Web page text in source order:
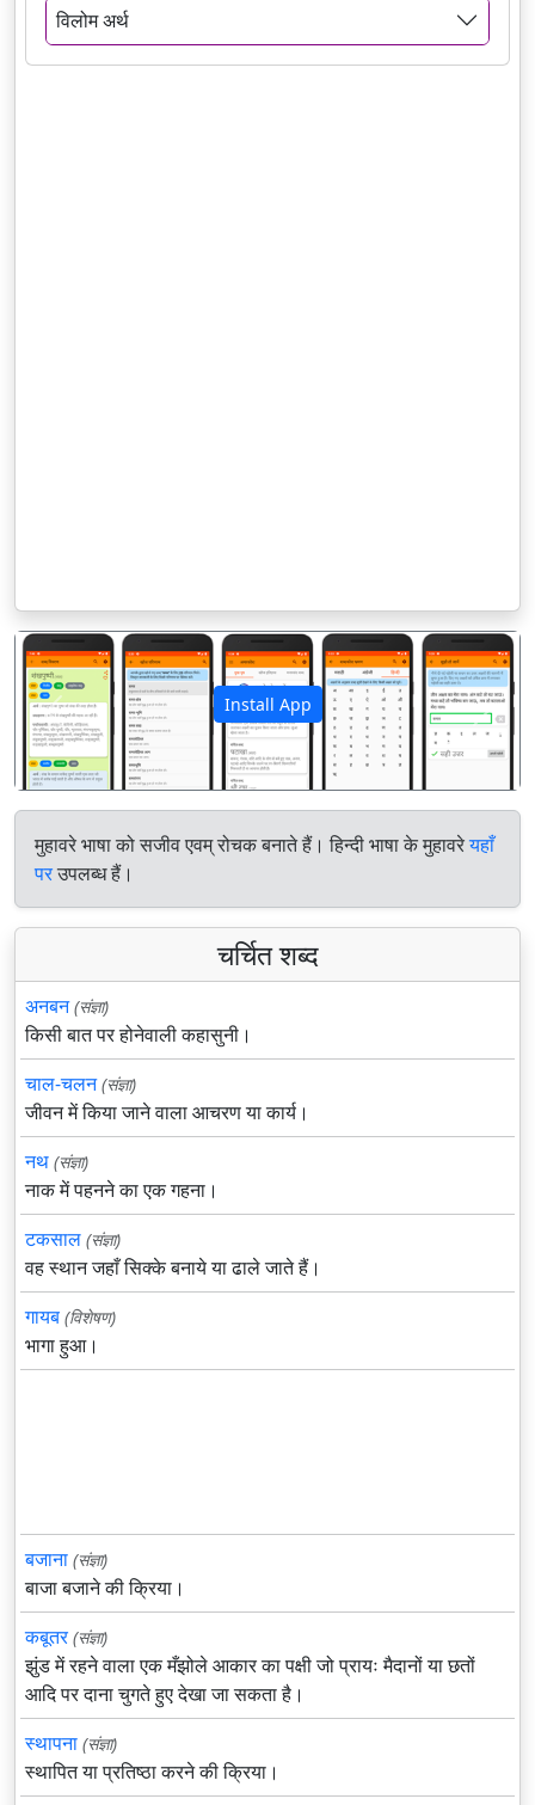
विलोम अर्थ
Install App
पिछला अगला
मुहावरे भाषा को सजीव एवम् रोचक बनाते हैं। हिन्दी भाषा के मुहावरेयहाँ
परउपलब्ध हैं।
चर्चित शब्द
अनबन (संज्ञा)
किसी बात पर होनेवाली कहासुनी।
चाल-चलन (संज्ञा)
जीवन में किया जाने वाला आचरण या कार्य।
नथ (संज्ञा)
नाक में पहनने का एक गहना।
टकसाल (संज्ञा)
वह स्थान जहाँ सिक्के बनाये या ढाले जाते हैं।
गायब (विशेषण)
भागा हुआ।
बजाना (संज्ञा)
बाजा बजाने की क्रिया।
कबूतर (संज्ञा)
झुंड में रहने वाला एक मँझोले आकार का पक्षी जो प्रायः मैदानों या छतों
आदि पर दाना चुगते हुए देखा जा सकता है।
स्थापना (संज्ञा)
स्थापित या प्रतिष्ठा करने की क्रिया।